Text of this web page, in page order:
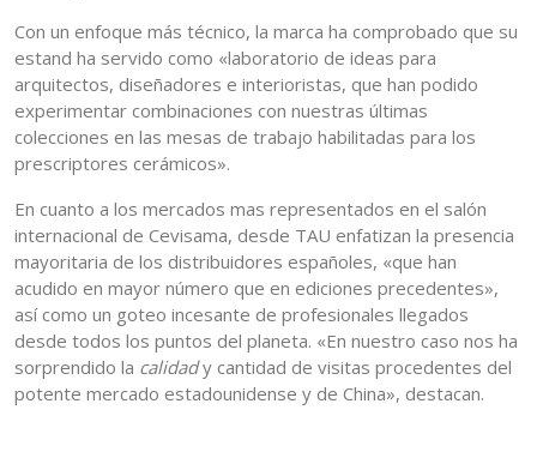
Con un enfoque más técnico, la marca ha comprobado que su
estand ha servido como «laboratorio de ideas para
arquitectos, diseñadores e interioristas, que han podido
experimentar combinaciones con nuestras últimas
colecciones en las mesas de trabajo habilitadas para los
prescriptores cerámicos».
En cuanto a los mercados mas representados en el salón
internacional de Cevisama, desde TAU enfatizan la presencia
mayoritaria de los distribuidores españoles, «que han
acudido en mayor número que en ediciones precedentes»,
así como un goteo incesante de profesionales llegados
desde todos los puntos del planeta. «En nuestro caso nos ha
sorprendido la calidady cantidad de visitas procedentes del
potente mercado estadounidense y de China», destacan.